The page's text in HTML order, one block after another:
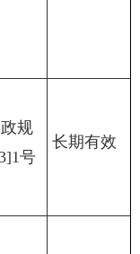
规
号
长期有效